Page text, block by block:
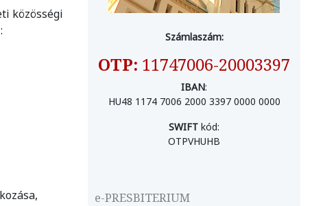
közösségi
Számlaszám:
OTP: 11747006-20003397
IBAN:
HU48 1174 7006 2000 3397 0000 0000
SWIFT kód:
OTPVHUHB
e-PRESBITERIUM